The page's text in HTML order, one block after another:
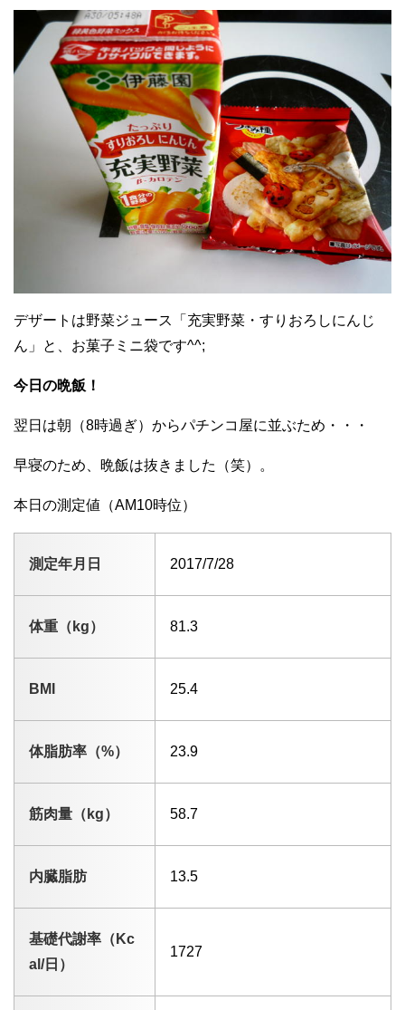
デザートは野菜ジュース「充実野菜・すりおろしにんじ
ん」と、お菓子ミニ袋です^^;
今日の晩飯！
翌日は朝（8時過ぎ）からパチンコ屋に並ぶため・・・
早寝のため、晩飯は抜きました（笑）。
本日の測定値（AM10時位）
測定年月日 2017/7/28
体重（kg） 81.3
BMI 25.4
体脂肪率（%） 23.9
筋肉量（kg） 58.7
内臓脂肪 13.5
基礎代謝率（Kc
al/日）
1727